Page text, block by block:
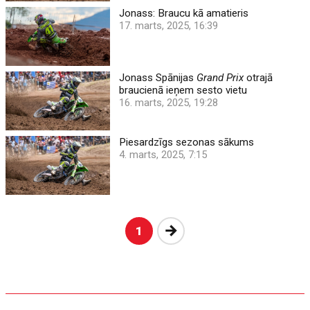
Jonass: Braucu kā amatieris
17. marts, 2025, 16:39
Jonass Spānijas Grand Prixotrajā
braucienā ieņem sesto vietu
16. marts, 2025, 19:28
Piesardzīgs sezonas sākums
4. marts, 2025, 7:15
1 Nākošā